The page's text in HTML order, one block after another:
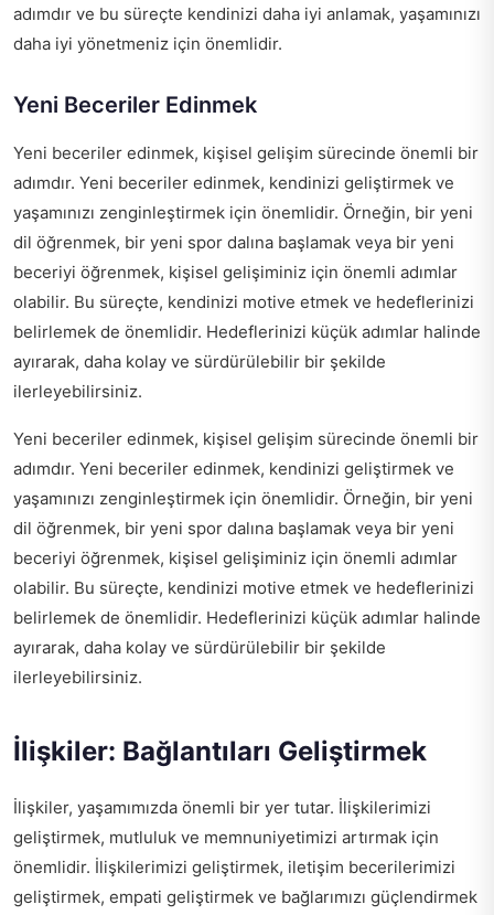
adımdır ve bu süreçte kendinizi daha iyi anlamak, yaşamınızı
daha iyi yönetmeniz için önemlidir.
Yeni Beceriler Edinmek
Yeni beceriler edinmek, kişisel gelişim sürecinde önemli bir
adımdır. Yeni beceriler edinmek, kendinizi geliştirmek ve
yaşamınızı zenginleştirmek için önemlidir. Örneğin, bir yeni
dil öğrenmek, bir yeni spor dalına başlamak veya bir yeni
beceriyi öğrenmek, kişisel gelişiminiz için önemli adımlar
olabilir. Bu süreçte, kendinizi motive etmek ve hedeflerinizi
belirlemek de önemlidir. Hedeflerinizi küçük adımlar halinde
ayırarak, daha kolay ve sürdürülebilir bir şekilde
ilerleyebilirsiniz.
Yeni beceriler edinmek, kişisel gelişim sürecinde önemli bir
adımdır. Yeni beceriler edinmek, kendinizi geliştirmek ve
yaşamınızı zenginleştirmek için önemlidir. Örneğin, bir yeni
dil öğrenmek, bir yeni spor dalına başlamak veya bir yeni
beceriyi öğrenmek, kişisel gelişiminiz için önemli adımlar
olabilir. Bu süreçte, kendinizi motive etmek ve hedeflerinizi
belirlemek de önemlidir. Hedeflerinizi küçük adımlar halinde
ayırarak, daha kolay ve sürdürülebilir bir şekilde
ilerleyebilirsiniz.
İlişkiler: Bağlantıları Geliştirmek
İlişkiler, yaşamımızda önemli bir yer tutar. İlişkilerimizi
geliştirmek, mutluluk ve memnuniyetimizi artırmak için
önemlidir. İlişkilerimizi geliştirmek, iletişim becerilerimizi
geliştirmek, empati geliştirmek ve bağlarımızı güçlendirmek